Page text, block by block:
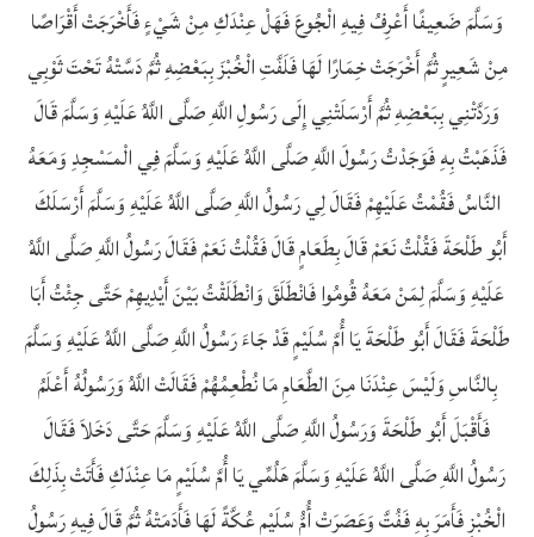
وَسَلَّمَ ضَعِيفًا أَعْرِفُ فِيهِ الْجُوعَ فَهَلْ عِنْدَكِ مِنْ شَيْءٍ فَأَخْرَجَتْ أَقْرَاصًا
مِنْ شَعِيرٍ ثُمَّ أَخْرَجَتْ خِمَارًا لَهَا فَلَفَّتِ الْخُبْزَ بِبَعْضِهِ ثُمَّ دَسَّتْهُ تَحْتَ ثَوْبِي
وَرَدَّتْنِي بِبَعْضِهِ ثُمَّ أَرْسَلَتْنِي إِلَى رَسُولِ اللَّهِ صَلَّى اللَّهُ عَلَيْهِ وَسَلَّمَ قَالَ
فَذَهَبْتُ بِهِ فَوَجَدْتُ رَسُولَ اللَّهِ صَلَّى اللَّهُ عَلَيْهِ وَسَلَّمَ فِي الْمـَسْجِدِ وَمَعَهُ
النَّاسُ فَقُمْتُ عَلَيْهِمْ فَقَالَ لِي رَسُولُ اللَّهِ صَلَّى اللَّهُ عَلَيْهِ وَسَلَّمَ أَرْسَلَكَ
أَبُو طَلْحَةَ فَقُلْتُ نَعَمْ قَالَ بِطَعَامٍ قَالَ فَقُلْتُ نَعَمْ فَقَالَ رَسُولُ اللَّهِ صَلَّى اللَّهُ
عَلَيْهِ وَسَلَّمَ لِمَنْ مَعَهُ قُومُوا فَانْطَلَقَ وَانْطَلَقْتُ بَيْنَ أَيْدِيهِمْ حَتَّى جِئْتُ أَبَا
طَلْحَةَ فَقَالَ أَبُو طَلْحَةَ يَا أُمَّ سُلَيْمٍ قَدْ جَاءَ رَسُولُ اللَّهِ صَلَّى اللَّهُ عَلَيْهِ وَسَلَّمَ
بِالنَّاسِ وَلَيْسَ عِنْدَنَا مِنَ الطَّعَامِ مَا نُطْعِمُهُمْ فَقَالَتْ اللَّهُ وَرَسُولُهُ أَعْلَمُ
فَأَقْبَلَ أَبُو طَلْحَةَ وَرَسُولُ اللَّهِ صَلَّى اللَّهُ عَلَيْهِ وَسَلَّمَ حَتَّى دَخَلاَ فَقَالَ
رَسُولُ اللَّهِ صَلَّى اللَّهُ عَلَيْهِ وَسَلَّمَ هَلُمِّي يَا أُمَّ سُلَيْمٍ مَا عِنْدَكِ فَأَتَتْ بِذَلِكَ
الْخُبْزِ فَأَمَرَ بِهِ فَفُتَّ وَعَصَرَتْ أُمُّ سُلَيْمٍ عُكَّةً لَهَا فَأَدَمَتْهُ ثُمَّ قَالَ فِيهِ رَسُولُ